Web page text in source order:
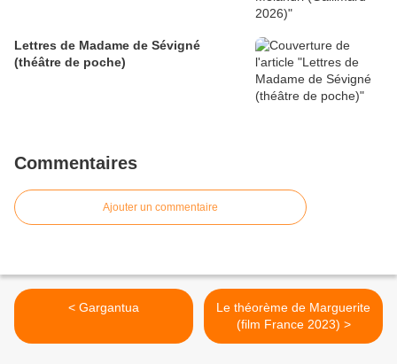
Lettres de Madame de Sévigné
(théâtre de poche)
Commentaires
Ajouter un commentaire
< Gargantua
Le théorème de Marguerite
(film France 2023) >